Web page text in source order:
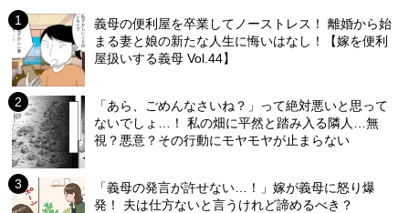
義母の便利屋を卒業してノーストレス！ 離婚から始
まる妻と娘の新たな人生に悔いはなし！【嫁を便利
屋扱いする義母 Vol.44】
「あら、ごめんなさいね？」って絶対悪いと思って
ないでしょ…！ 私の畑に平然と踏み入る隣人…無
視？悪意？その行動にモヤモヤが止まらない
「義母の発言が許せない…！」嫁が義母に怒り爆
発！ 夫は仕方ないと言うけれど諦めるべき？